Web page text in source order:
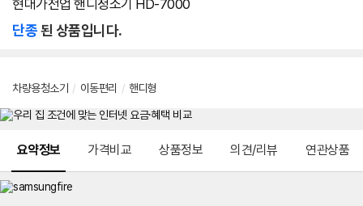
현대가전업 핸디청소기 HD-7000
단종된 상품입니다.
차량용청소기 / 이동편리 / 핸디형
요약정보 가격비교 상품정보 의견/리뷰 연관상품